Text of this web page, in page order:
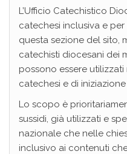
L’Ufficio Catechistico
catechesi inclusiva e
questa sezione del sito,
catechisti diocesani dei
possono essere
catechesi e di
Lo scopo è
sussidi, già utilizzati e
nazionale che nelle
inclusivo ai contenuti